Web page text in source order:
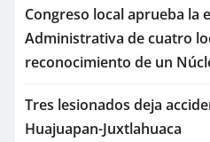
Congreso local aprueba la
Administrativa de cuatro
reconocimiento de un
Tres lesionados deja
Huajuapan-Juxtlahuaca